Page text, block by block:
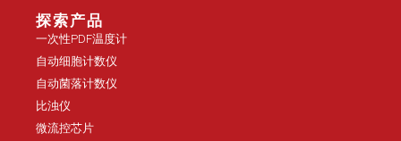
探索产品
一次性PDF温度计
自动细胞计数仪
自动菌落计数仪
比浊仪
微流控芯片